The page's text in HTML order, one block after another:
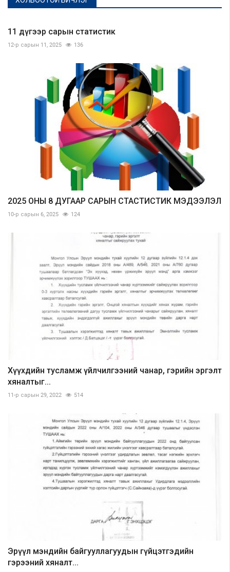
11 дүгээр сарын статистик
12-р сарын 11, 2025 136
2025 ОНЫ 8 ДУГААР САРЫН СТАСТИСТИК МЭДЭЭЛЭЛ
10-р сарын 6, 2025 124
Хүүхдийн тусламж үйлчилгээний чанар, гэрийн эргэлт
хяналтыг...
11-р сарын 29, 2022 514
Эрүүл мэндийн байгууллагуудын гүйцэтгэдийн
гэрээний хяналт...